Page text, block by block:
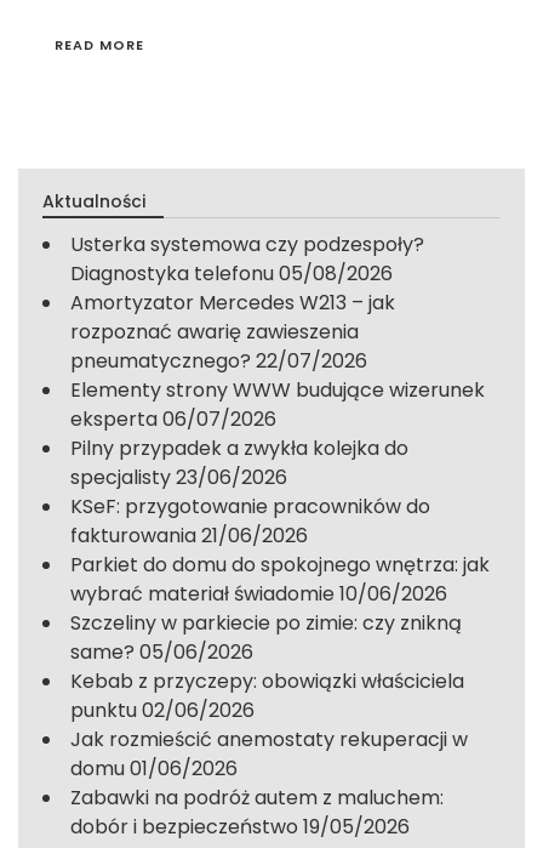
READ MORE
Aktualności
Usterka systemowa czy podzespoły?
Diagnostyka telefonu05/08/2026
Amortyzator Mercedes W213 – jak
rozpoznać awarię zawieszenia
pneumatycznego? 22/07/2026
Elementy strony WWW budujące wizerunek
eksperta06/07/2026
Pilny przypadek a zwykła kolejka do
specjalisty23/06/2026
KSeF: przygotowanie pracowników do
fakturowania21/06/2026
Parkiet do domu do spokojnego wnętrza: jak
wybrać materiał świadomie 10/06/2026
Szczeliny w parkiecie po zimie: czy znikną
same? 05/06/2026
Kebab z przyczepy: obowiązki właściciela
punktu02/06/2026
Jak rozmieścić anemostaty rekuperacji w
domu01/06/2026
Zabawki na podróż autem z maluchem:
dobór i bezpieczeństwo 19/05/2026